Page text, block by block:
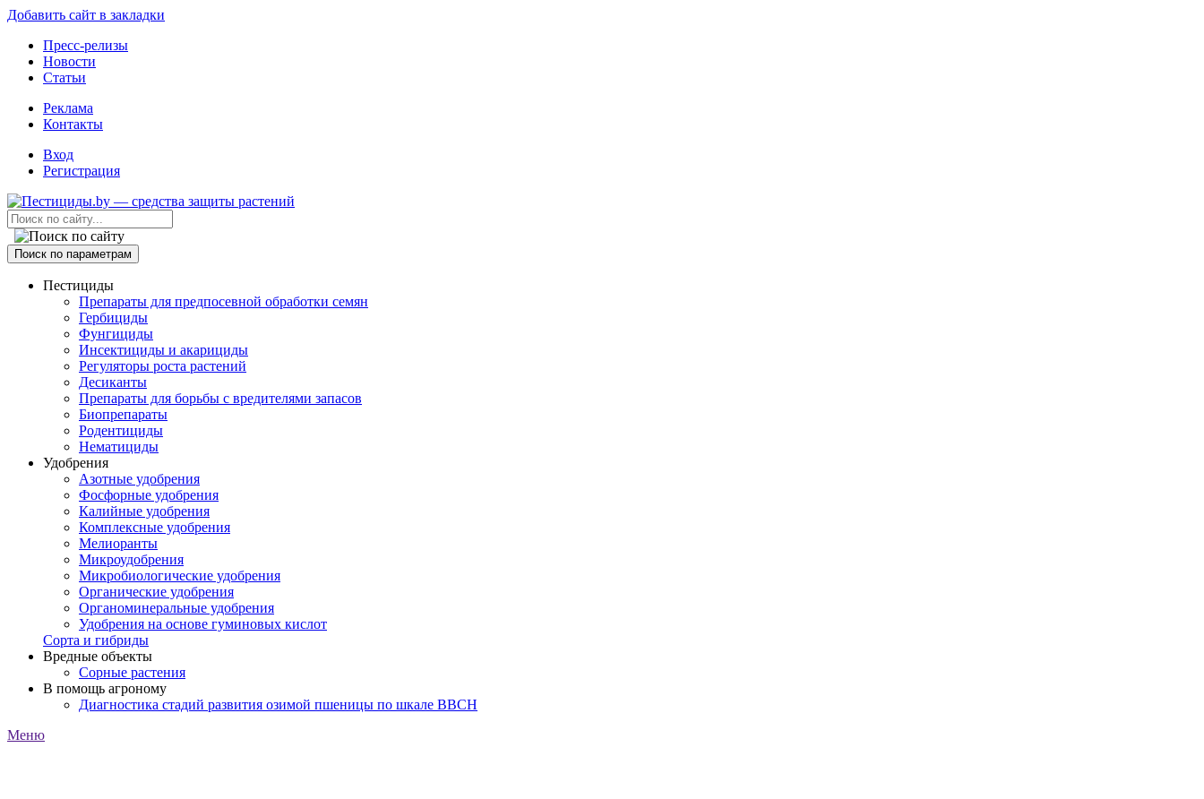
Добавить сайт в закладки
Пресс-релизы
Новости
Статьи
Реклама
Контакты
Вход
Регистрация
Поиск по параметрам
Пестициды
Препараты для предпосевной обработки семян
Гербициды
Фунгициды
Инсектициды и акарициды
Регуляторы роста растений
Десиканты
Препараты для борьбы с вредителями запасов
Биопрепараты
Родентициды
Нематициды
Удобрения
Азотные удобрения
Фосфорные удобрения
Калийные удобрения
Комплексные удобрения
Мелиоранты
Микроудобрения
Микробиологические удобрения
Органические удобрения
Органоминеральные удобрения
Удобрения на основе гуминовых кислот
Сорта и гибриды
Вредные объекты
Сорные растения
В помощь агроному
Диагностика стадий развития озимой пшеницы по шкале ВВСН
Меню